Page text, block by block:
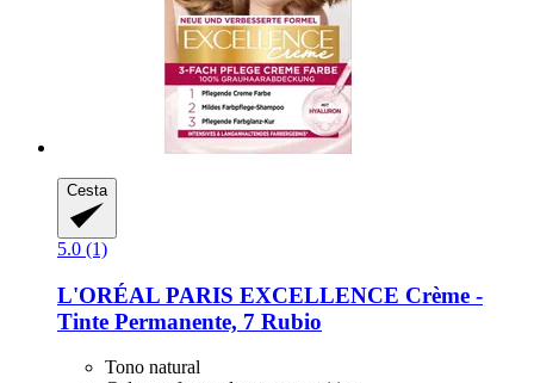
Cesta
5.0 (1)
L'ORÉAL PARIS EXCELLENCE Crème -​
Tinte Permanente, 7 Rubio
Tono natural